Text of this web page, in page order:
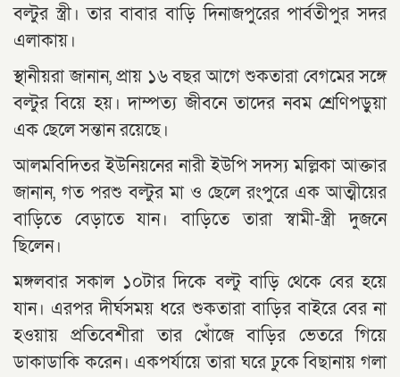
বল্টুর স্ত্রী। তার বাবার বাড়ি দিনাজপুরের পার্বতীপুর সদর
এলাকায়।
স্থানীয়রা জানান, প্রায় ১৬ বছর আগে শুকতারা বেগমের সঙ্গে
বল্টুর বিয়ে হয়। দাম্পত্য জীবনে তাদের নবম শ্রেণিপড়ুয়া
এক ছেলে সন্তান রয়েছে।
আলমবিদিতর ইউনিয়নের নারী ইউপি সদস্য মল্লিকা আক্তার
জানান, গত পরশু বল্টুর মা ও ছেলে রংপুরে এক আত্মীয়ের
বাড়িতে বেড়াতে যান। বাড়িতে তারা স্বামী-স্ত্রী দুজনে
ছিলেন।
মঙ্গলবার সকাল ১০টার দিকে বল্টু বাড়ি থেকে বের হয়ে
যান। এরপর দীর্ঘসময় ধরে শুকতারা বাড়ির বাইরে বের না
হওয়ায় প্রতিবেশীরা তার খোঁজে বাড়ির ভেতরে গিয়ে
ডাকাডাকি করেন। একপর্যায়ে তারা ঘরে ঢুকে বিছানায় গলা